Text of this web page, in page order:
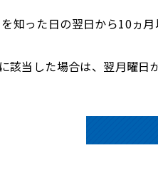
知った日の翌日から10ヵ月
該当した場合は、翌月曜日